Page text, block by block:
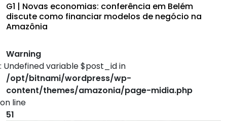
G1 | Novas economias: conferência em Belém
discute como financiar modelos de negócio na
Amazônia
Warning
: Undefined variable $post_id in
/opt/bitnami/wordpress/wp-
content/themes/amazonia/page-midia.php
on line
51